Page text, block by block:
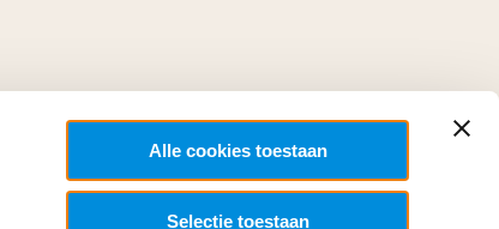
Alle cookies toestaan
Selectie toestaan